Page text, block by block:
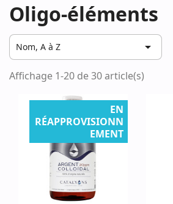
Oligo-éléments
Nom, A à Z 
Affichage 1-20 de 30 article(s)
EN
RÉAPPROVISIONN
EMENT